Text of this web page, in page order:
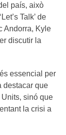
país, això
Talk’ de
Andorra, Kyle
discutir la
essencial per
destacar que
sinó que
la crisi a